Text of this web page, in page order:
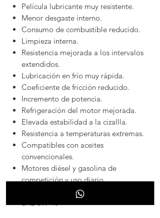
Película lubricante muy resistente.
Menor desgaste interno.
Consumo de combustible reducido.
Limpieza interna.
Resistencia mejorada a los intervalos
extendidos.
Lubricación en frío muy rápida.
Coeficiente de fricción reducido.
Incremento de potencia.
Refrigeración del motor mejorada.
Elevada estabilidad a la cizallla.
Resistencia a temperaturas extremas.
Compatibles con aceites
convencionales.
Motores diésel y gasolina de
competición y uso diario.